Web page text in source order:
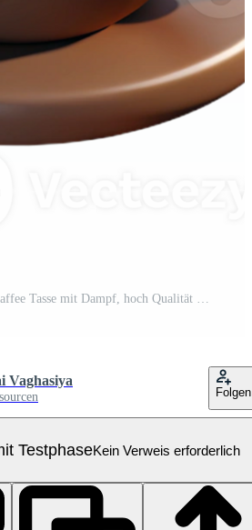
beschwingt Jahrgang Kaffee Tasse mit Dampf, hoch Qualität Pro PNG
Vaghasiya
Folgen
TestphaseKein Verweis erforderlich